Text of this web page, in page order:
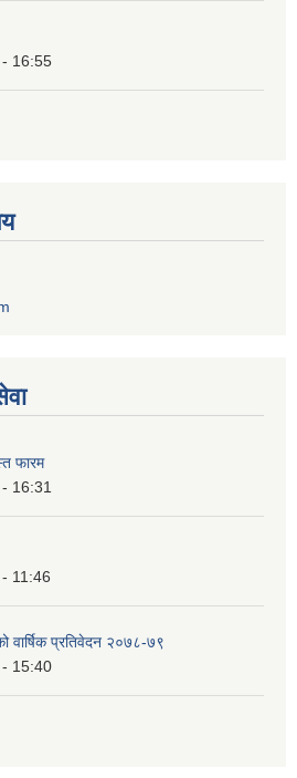
16:55
फारम
16:31
11:46
वार्षिक प्रतिवेदन २०७८-७९
15:40